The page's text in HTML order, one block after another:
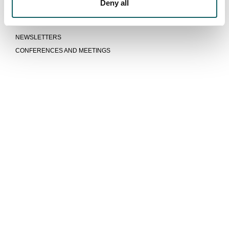
Deny all
NEWS
NEWSLETTERS
CONFERENCES AND MEETINGS